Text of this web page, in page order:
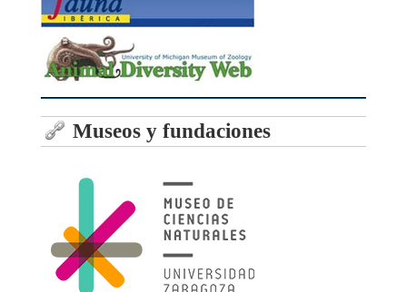
Museos y fundaciones